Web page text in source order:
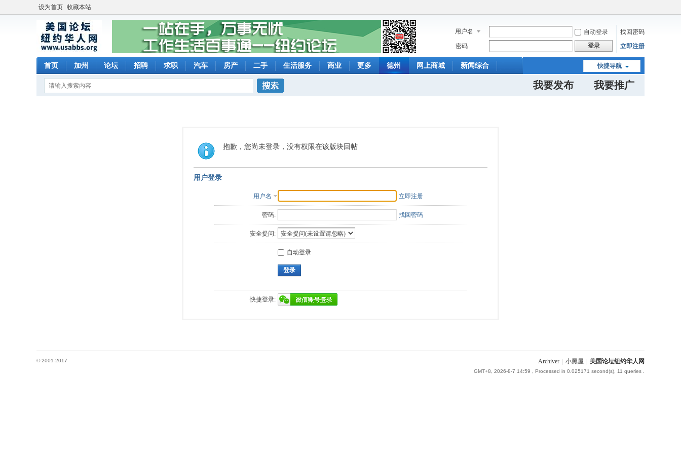
设为首页 收藏本站
用户名 自动登录
找回密码
密码
登录 立即注册
快捷导航
首页 加州 论坛 招聘 求职 汽车 房产 二手 生活服务 商业 更多 德州 网上商城 新闻综合
我要发布 我要推广
抱歉，您尚未登录，没有权限在该版块回帖
用户登录
用户名 立即注册
密码: 找回密码
安全提问:
自动登录
登录
快捷登录:
Archiver 小黑屋 美国论坛纽约华人网
GMT+8, 2026-8-7 14:59 , Processed in 0.025171 second(s), 11 queries .
© 2001-2017